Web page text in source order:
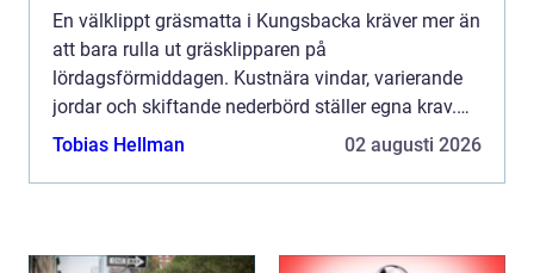
En välklippt gräsmatta i Kungsbacka kräver mer än
att bara rulla ut gräsklipparen på
lördagsförmiddagen. Kustnära vindar, varierande
jordar och skiftande nederbörd ställer egna krav.
Med rä...
Tobias Hellman 02 augusti 2026